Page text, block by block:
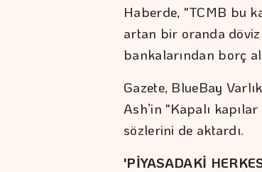
Haberde, "TCMB bu
artan bir oranda döviz
bankalarından borç
Gazete, BlueBay
Ash’in "Kapalı
sözlerini de aktardı.
'PİYASADAKİ